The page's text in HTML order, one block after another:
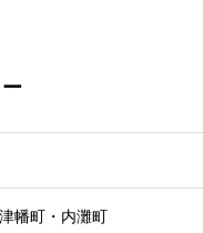
幡町・内灘町